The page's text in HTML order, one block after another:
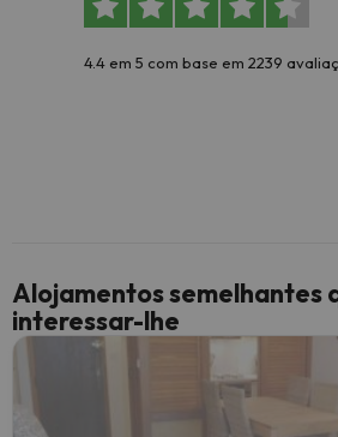
4.4 em 5 com base em 2239
Alojamentos semelhantes
interessar-lhe